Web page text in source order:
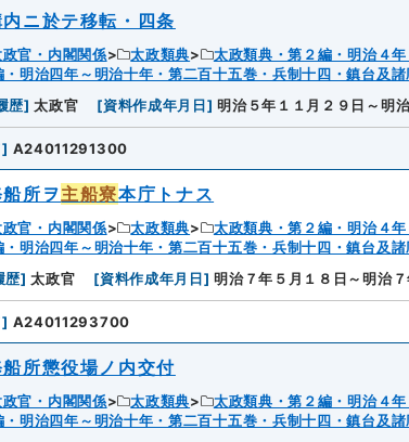
ニ於テ移転・四条
政官・内閣関係 太政類典
太政類典・第２編・明治４
明治四年～明治十年・第二百十五巻・兵制十四・鎮台及諸
歴] 太政官 [資料作成年月日] 明治５年１１月２９日～明
] A24011291300
所ヲ主船寮本庁トナス
政官・内閣関係 太政類典
太政類典・第２編・明治４
明治四年～明治十年・第二百十五巻・兵制十四・鎮台及諸
歴] 太政官 [資料作成年月日] 明治７年５月１８日～明治
] A24011293700
所懲役場ノ内交付
政官・内閣関係 太政類典
太政類典・第２編・明治４
明治四年～明治十年・第二百十五巻・兵制十四・鎮台及諸